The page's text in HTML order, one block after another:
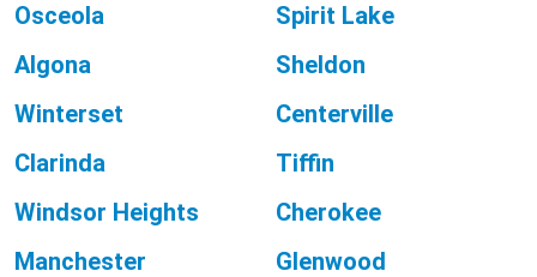
Osceola
Spirit Lake
Algona
Sheldon
Winterset
Centerville
Clarinda
Tiffin
Windsor Heights
Cherokee
Manchester
Glenwood